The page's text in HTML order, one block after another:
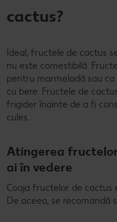
cactus?
Ideal, fructele de cactus
nu este comestibilă.
pentru marmeladă sau
cu bere. Fructele de
frigider înainte de a fi
cules.
Atingerea
ai în vedere
Coaja fructelor de cactus
De aceea, se recomandă